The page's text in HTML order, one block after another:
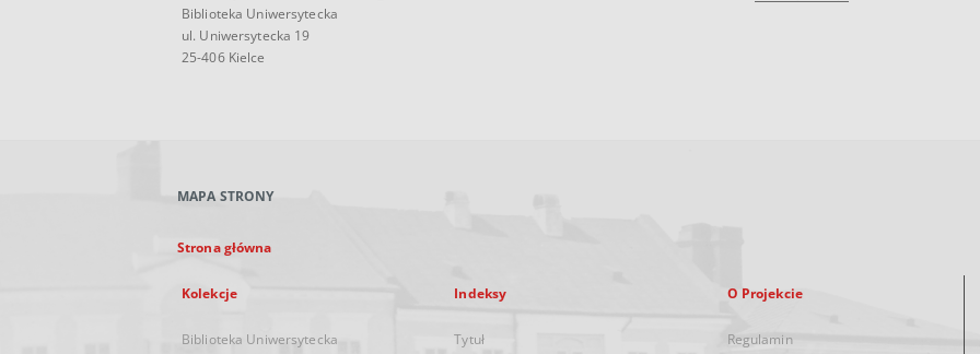
Biblioteka Uniwersytecka
ul. Uniwersytecka 19
25-406 Kielce
MAPA STRONY
Strona główna
Kolekcje
Biblioteka Uniwersytecka
Indeksy
Tytuł
O Projekcie
Regulamin